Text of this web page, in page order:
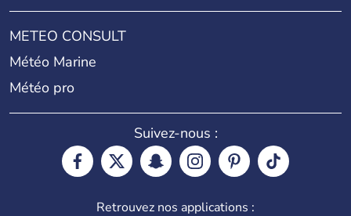
METEO CONSULT
Météo Marine
Météo pro
Suivez-nous :
Retrouvez nos applications :